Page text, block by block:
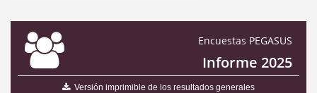
Encuestas PEGASUS
Informe 2025
Versión imprimible de los resultados generales